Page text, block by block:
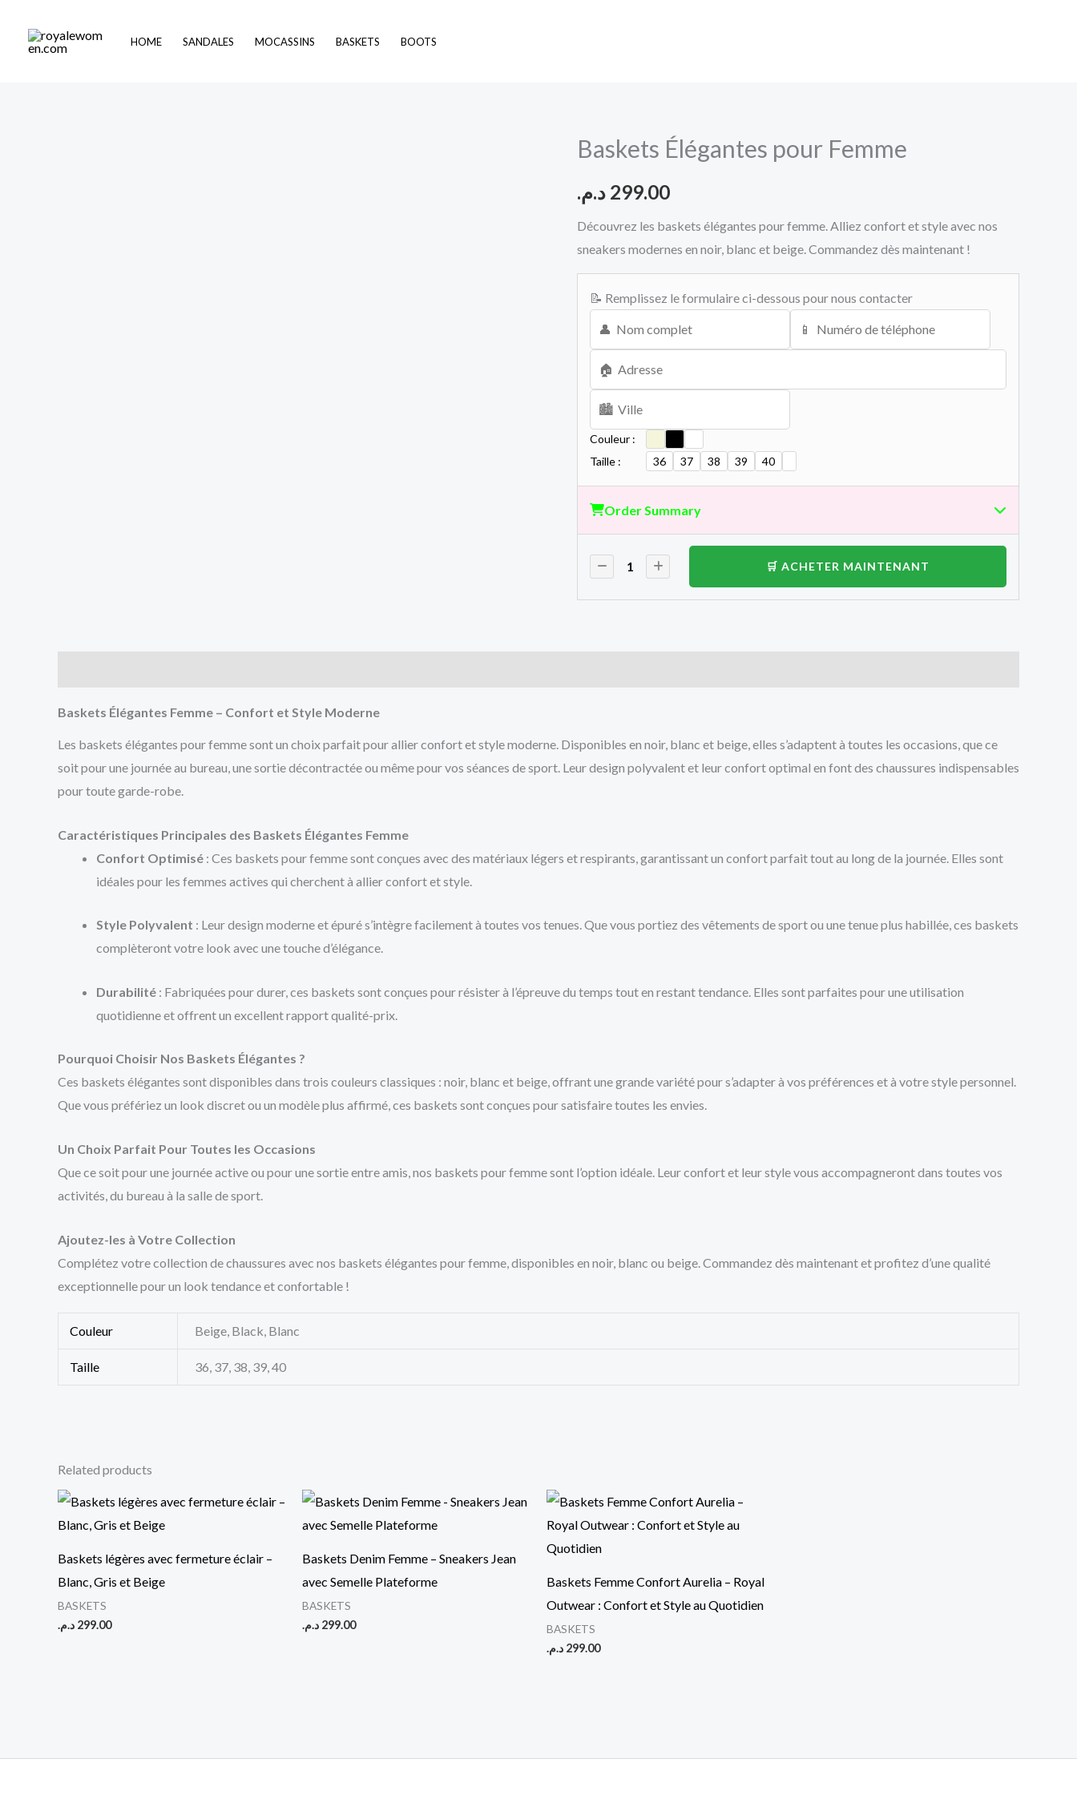
content
HOME SANDALES MOCASSINS BASKETS BOOTS
Baskets Élégantes pour Femme
299.00 د.م.
Découvrez les baskets élégantes pour femme. Alliez confort et style avec nos
sneakers modernes en noir, blanc et beige. Commandez dès maintenant !
📝 Remplissez le formulaire ci-dessous pour nous contacter
Couleur :
Taille :
36 37 38 39 40
Order Summary
🛒 ACHETER MAINTENANT
Baskets Élégantes Femme – Confort et Style Moderne
Les baskets élégantes pour femme sont un choix parfait pour allier confort et style moderne. Disponibles en noir, blanc et beige, elles s’adaptent à toutes les occasions, que ce
soit pour une journée au bureau, une sortie décontractée ou même pour vos séances de sport. Leur design polyvalent et leur confort optimal en font des chaussures indispensables
pour toute garde-robe.
Caractéristiques Principales des Baskets Élégantes Femme
Confort Optimisé : Ces baskets pour femme sont conçues avec des matériaux légers et respirants, garantissant un confort parfait tout au long de la journée. Elles sont
idéales pour les femmes actives qui cherchent à allier confort et style.
Style Polyvalent : Leur design moderne et épuré s’intègre facilement à toutes vos tenues. Que vous portiez des vêtements de sport ou une tenue plus habillée, ces baskets
complèteront votre look avec une touche d’élégance.
Durabilité : Fabriquées pour durer, ces baskets sont conçues pour résister à l’épreuve du temps tout en restant tendance. Elles sont parfaites pour une utilisation
quotidienne et offrent un excellent rapport qualité-prix.
Pourquoi Choisir Nos Baskets Élégantes ?
Ces baskets élégantes sont disponibles dans trois couleurs classiques : noir, blanc et beige, offrant une grande variété pour s’adapter à vos préférences et à votre style personnel.
Que vous préfériez un look discret ou un modèle plus affirmé, ces baskets sont conçues pour satisfaire toutes les envies.
Un Choix Parfait Pour Toutes les Occasions
Que ce soit pour une journée active ou pour une sortie entre amis, nos baskets pour femme sont l’option idéale. Leur confort et leur style vous accompagneront dans toutes vos
activités, du bureau à la salle de sport.
Ajoutez-les à Votre Collection
Complétez votre collection de chaussures avec nos baskets élégantes pour femme, disponibles en noir, blanc ou beige. Commandez dès maintenant et profitez d’une qualité
exceptionnelle pour un look tendance et confortable !
Couleur Beige, Black, Blanc
Taille 36, 37, 38, 39, 40
Related products
Baskets légères avec fermeture éclair –
Blanc, Gris et Beige
BASKETS
299.00 د.م.
Baskets Denim Femme – Sneakers Jean
avec Semelle Plateforme
BASKETS
299.00 د.م.
Baskets Femme Confort Aurelia – Royal
Outwear : Confort et Style au Quotidien
BASKETS
299.00 د.م.